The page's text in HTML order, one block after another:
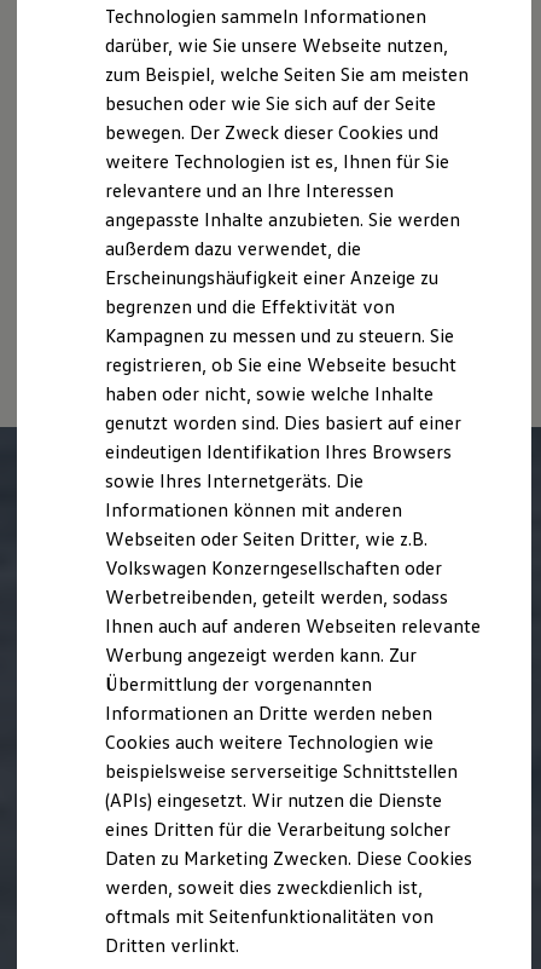
Nachhaltigkeit
Technologie
Kosten und Kauf
Verbrauchskosten
Kaufoptionen
E-Auto-Förderung
Software und Konnektivität
Die ID. Software 6
ID. Software Versionen und Updates
Digitale Extras
Schnittstellen zu Ihrem ID.
Marke und Erlebnis
Volkswagen R und R Experience
R-Modelle
R Experience
Driving Experience
Volkswagen entdecken
Werkbesichtigung
Lifestyle Shop
T-Roc Kollektion
Golf Kollektion
Volkswagen Kollektion
R-Kollektion
GTI Kollektion
Fußball Drop
we drive football
#wedriveproud
Besitzer und Service
myVolkswagen
Software Updates
Service und Ersatzteile
Inspektion und HU/AU
Reparaturen und Checks
Motorenöl und Flüssigkeiten
Räder und Reifen
Pannen- und Unfallhilfe
Economy Service
Volkswagen Teile
Zubehör
Modellspezifisches Zubehör
Bitte beachten Sie auch unseren Konfigurator für eine
Übersicht der aktuell verfügbaren Modelle und Ausstattungen.
Die angegebenen Verbrauchs- und Emissionswerte beziehen
des Angebots, sondern dienen allein Vergleichszwecken
zwischen den verschiedenen Fahrzeugtypen.
Zusatzausstattungen und Zubehör(Anbauteile, Reifenformat
usw.) können relevante Fahrzeugparameter, wiez. B.Gewicht,
Rollwiderstand und Aerodynamik verändern und neben
Witterungs- und Verkehrsbedingungen sowie dem
individuellen Fahrverhalten den Kraftstoffverbrauch, den
Stromverbrauch, die CO₂-Emissionen und die
Fahrleistungswerte eines Fahrzeugs beeinflussen.
Technologien sammeln Informationen
darüber, wie Sie unsere Webseite nutzen,
zum Beispiel, welche Seiten Sie am meisten
besuchen oder wie Sie sich auf der Seite
bewegen. Der Zweck dieser Cookies und
weitere Technologien ist es, Ihnen für Sie
relevantere und an Ihre Interessen
angepasste Inhalte anzubieten. Sie werden
außerdem dazu verwendet, die
Erscheinungshäufigkeit einer Anzeige zu
begrenzen und die Effektivität von
Kampagnen zu messen und zu steuern. Sie
registrieren, ob Sie eine Webseite besucht
haben oder nicht, sowie welche Inhalte
genutzt worden sind. Dies basiert auf einer
eindeutigen Identifikation Ihres Browsers
sowie Ihres Internetgeräts. Die
Informationen können mit anderen
Webseiten oder Seiten Dritter, wie z.B.
Volkswagen Konzerngesellschaften oder
Werbetreibenden, geteilt werden, sodass
Ihnen auch auf anderen Webseiten relevante
Werbung angezeigt werden kann. Zur
Übermittlung der vorgenannten
Informationen an Dritte werden neben
Cookies auch weitere Technologien wie
beispielsweise serverseitige Schnittstellen
(APIs) eingesetzt. Wir nutzen die Dienste
eines Dritten für die Verarbeitung solcher
Daten zu Marketing Zwecken. Diese Cookies
werden, soweit dies zweckdienlich ist,
oftmals mit Seitenfunktionalitäten von
Dritten verlinkt.